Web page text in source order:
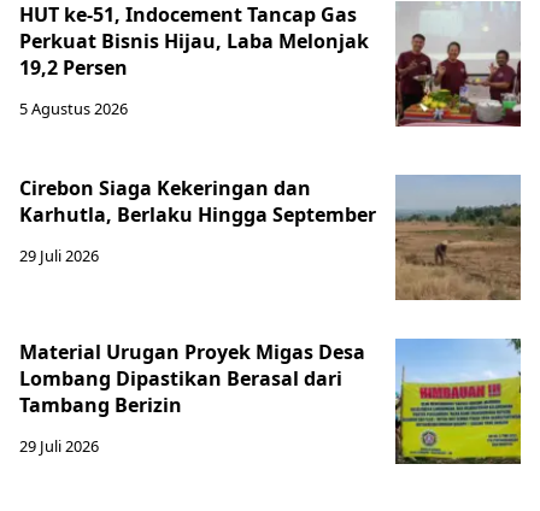
HUT ke-51, Indocement Tancap Gas
Perkuat Bisnis Hijau, Laba Melonjak
19,2 Persen
5 Agustus 2026
Cirebon Siaga Kekeringan dan
Karhutla, Berlaku Hingga September
29 Juli 2026
Material Urugan Proyek Migas Desa
Lombang Dipastikan Berasal dari
Tambang Berizin
29 Juli 2026